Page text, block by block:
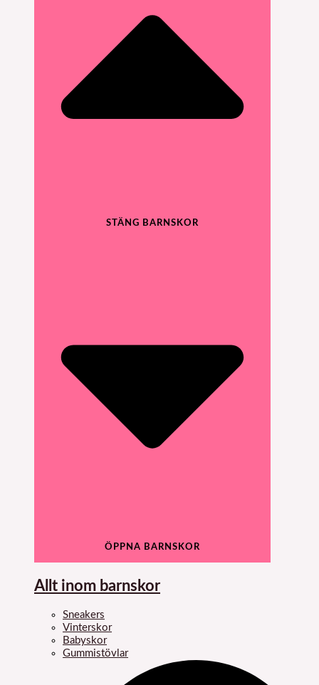
STÄNG BARNSKOR
ÖPPNA BARNSKOR
Allt inom barnskor
Sneakers
Vinterskor
Babyskor
Gummistövlar